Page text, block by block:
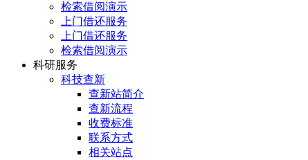
检索借阅演示
上门借还服务
上门借还服务
检索借阅演示
科研服务
科技查新
查新站简介
查新流程
收费标准
联系方式
相关站点